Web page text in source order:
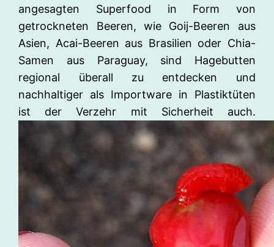
angesagten Superfood in Form von
getrockneten Beeren, wie Goij-Beeren aus
Asien, Acai-Beeren aus Brasilien oder Chia-
Samen aus Paraguay, sind Hagebutten
regional überall zu entdecken und
nachhaltiger als Importware in Plastiktüten
ist der Verzehr mit Sicherheit auch.